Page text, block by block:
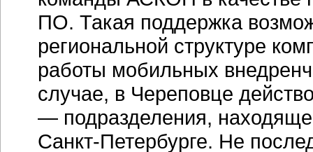
ПО. Такая поддержка
региональной структуре
работы мобильных
случае, в Череповце
— подразделения,
Санкт-Петербурге. Не